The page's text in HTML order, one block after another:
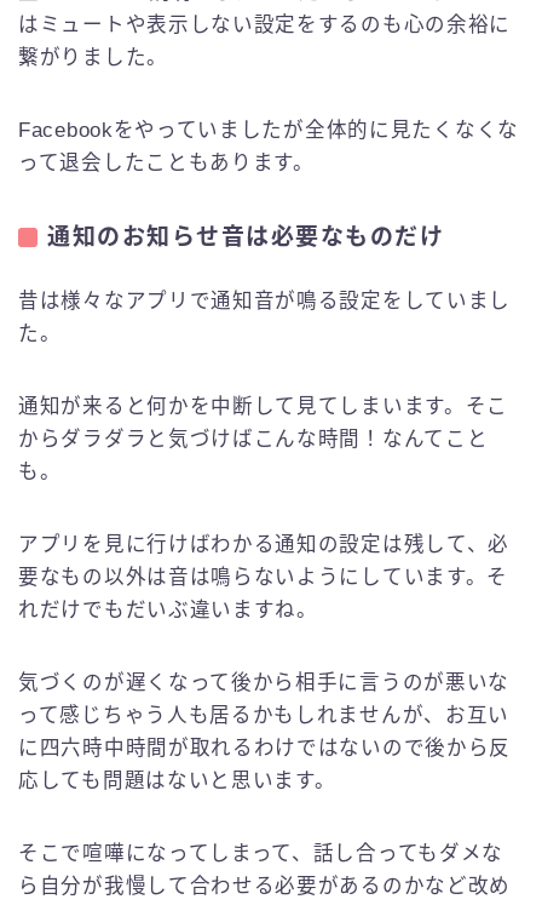
はミュートや表示しない設定をするのも心の余裕に
繋がりました。
Facebookをやっていましたが全体的に見たくなくな
って退会したこともあります。
通知のお知らせ音は必要なものだけ
昔は様々なアプリで通知音が鳴る設定をしていまし
た。
通知が来ると何かを中断して見てしまいます。そこ
からダラダラと気づけばこんな時間！なんてこと
も。
アプリを見に行けばわかる通知の設定は残して、必
要なもの以外は音は鳴らないようにしています。そ
れだけでもだいぶ違いますね。
気づくのが遅くなって後から相手に言うのが悪いな
って感じちゃう人も居るかもしれませんが、お互い
に四六時中時間が取れるわけではないので後から反
応しても問題はないと思います。
そこで喧嘩になってしまって、話し合ってもダメな
ら自分が我慢して合わせる必要があるのかなど改め